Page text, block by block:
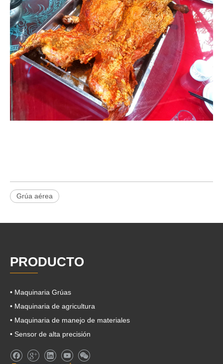
Grúa aérea
PRODUCTO
• Maquinaria Grúas
• Maquinaria de agricultura
• Maquinaria de manejo de materiales
• Sensor de alta precisión